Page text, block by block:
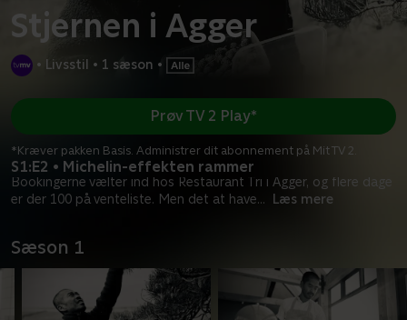
Stjernen i Agger
• Livsstil • 1 sæson •
S1:E2 • Michelin-effekten rammer
Bookingerne vælter ind hos Restaurant Tri i Agger, og flere dage
er der 100 på venteliste. Men det at have... Læs mere
Prøv TV 2 Play*
*Kræver pakken Basis. Administrer dit abonnement på Mit TV 2.
Sæson 1